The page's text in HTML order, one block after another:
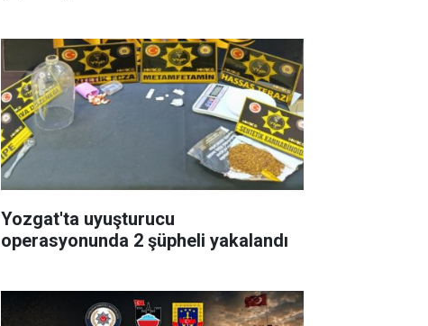
Yozgat'ta uyuşturucu
operasyonunda 2 şüpheli yakalandı